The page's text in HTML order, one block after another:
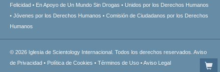
Felicidad
En Apoyo de Un Mundo Sin Drogas
Unidos por los Derechos Humanos
Jóvenes por los Derechos Humanos
Comisión de Ciudadanos por los Derechos
Humanos
© 2026 Iglesia de Scientology Internacional. Todos los derechos reservados. Aviso
de Privacidad • Política de Cookies • Términos de Uso •Aviso Legal